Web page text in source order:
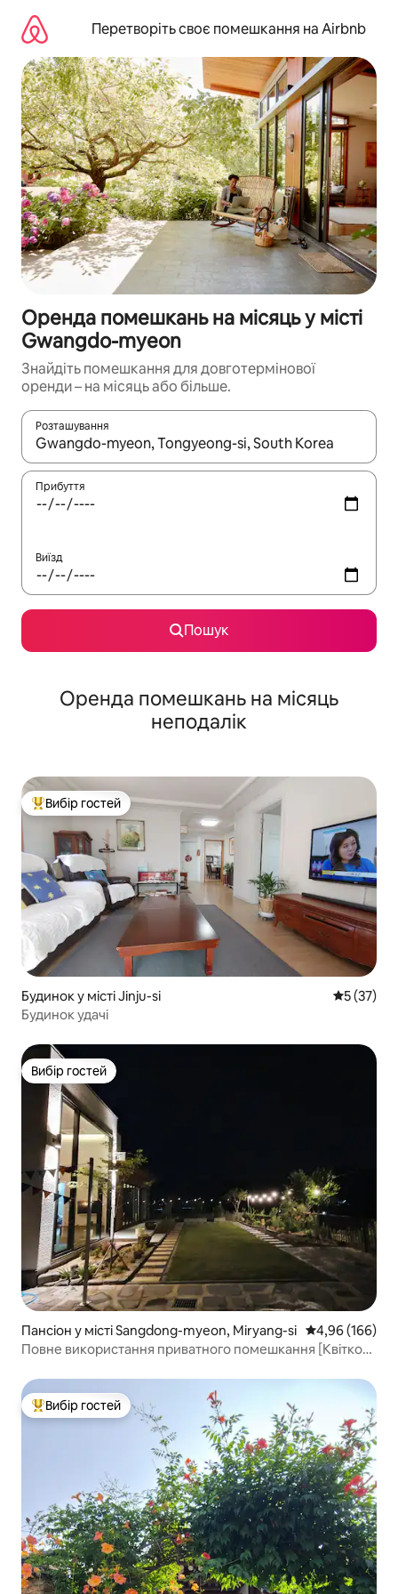
вмісту
Перетворіть своє помешкання на Airbnb
Оренда помешкань на місяць у місті
Gwangdo-myeon
Знайдіть помешкання для довготермінової
оренди – на місяць або більше.
Розташування
Отримавши результати пошуку, використовуйте для
Прибуття
Виїзд
Пошук
Оренда помешкань на місяць
неподалік
Топ вибір гостей
Вибір гостей
Будинок у місті Jinju-si Середня
5 (37)
Будинок удачі
Вибір гостей
Вибір гостей
Пансіон у місті Sangdong-myeon, Miryang-si Середня
4,96 (166)
Повне використання приватного помешкання [Квіткові
Топ вибір гостей
Вибір гостей